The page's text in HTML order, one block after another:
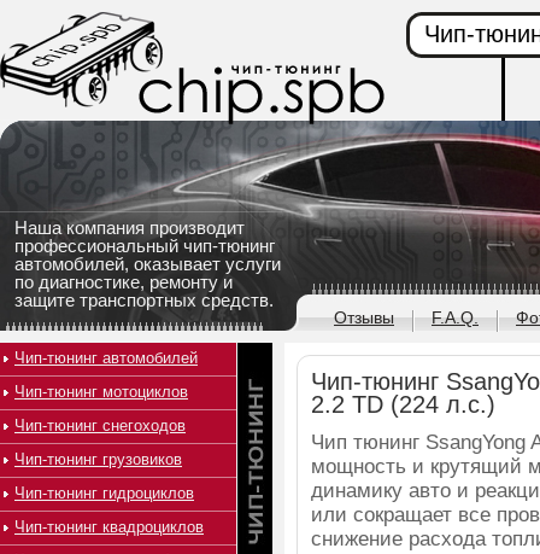
Наша компания производит
профессиональный чип-тюнинг
автомобилей, оказывает услуги
по диагностике, ремонту и
защите транспортных средств.
Чип-
Отзывы F.A.Q.
Чип-тюнинг
2.2 TD (224 л.с.)
Чип тюнинг SsangYong
мощность и крутящий
динамику авто и
или сокращает все
снижение расхода
Чип-тюнинг автомобилей
Чип-тюнинг мотоциклов
Чип-тюнинг снегоходов
Чип-тюнинг грузовиков
Чип-тюнинг гидроциклов
Чип-тюнинг квадроциклов